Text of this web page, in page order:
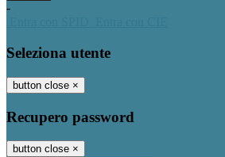
-
Seleziona utente
button close ×
Recupero password
button close ×